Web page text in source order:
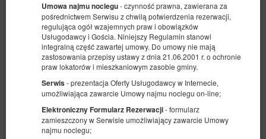
Umowa najmu noclegu- czynność prawna, zawierana za
pośrednictwem Serwisu z chwilą potwierdzenia rezerwacji,
regulująca ogół wzajemnych praw i obowiązków
Usługodawcy i Gościa. Niniejszy Regulamin stanowi
integralną część zawartej umowy. Do umowy nie mają
zastosowania przepisy ustawy z dnia 21.06.2001 r. o ochronie
praw lokatorów i mieszkaniowym zasobie gminy.
Serwis - prezentacja Oferty Usługodawcy w Internecie,
umożliwiająca zawarcie Umowy najmu noclegu on-line;
Elektroniczny Formularz Rezerwacji- formularz
zamieszczony w Serwisie umożliwiający zawarcie Umowy
najmu noclegu;
Apartament A z dwoma sypialniami
Dostępna liczba: 1
5 osób
pow. 45,00 m2
2 sypialnie
2 łóżka pojedyncze (Single), 1 łóżko podwójne (Double), 1 sofa
jednoosobowa (Sofa Bed)
1 610,00 zł
2 osoby / 3 noce
Udostępnij